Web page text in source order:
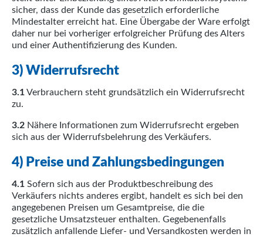
sicher, dass der Kunde das gesetzlich erforderliche
Mindestalter erreicht hat. Eine Übergabe der Ware erfolgt
daher nur bei vorheriger erfolgreicher Prüfung des Alters
und einer Authentifizierung des Kunden.
3) Widerrufsrecht
3.1Verbrauchern steht grundsätzlich ein Widerrufsrecht
zu.
3.2 Nähere Informationen zum Widerrufsrecht ergeben
sich aus der Widerrufsbelehrung des Verkäufers.
4) Preise und Zahlungsbedingungen
4.1 Sofern sich aus der Produktbeschreibung des
Verkäufers nichts anderes ergibt, handelt es sich bei den
angegebenen Preisen um Gesamtpreise, die die
gesetzliche Umsatzsteuer enthalten. Gegebenenfalls
zusätzlich anfallende Liefer- und Versandkosten werden in